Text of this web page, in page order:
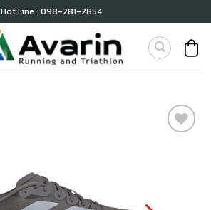
Hot Line : 098-281-2854